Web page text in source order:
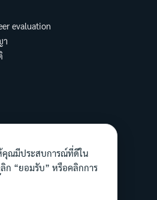
evaluation
า
ธรรม
คุณมีประสบการณ์ที่ดีใน
ลิก “ยอมรับ” หรือคลิกการ